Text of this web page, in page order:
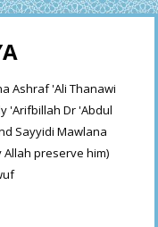
Ashraf 'Ali Thanawi
'Arifbillah Dr 'Abdul
Sayyidi Mawlana
Allah preserve him)